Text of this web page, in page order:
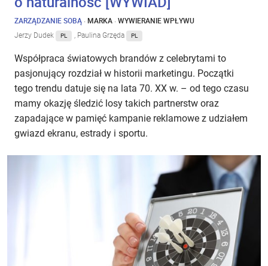
ZARZĄDZANIE SOBĄ ·MARKA ·WYWIERANIE WPŁYWU
Jerzy Dudek PL , Paulina Grzęda PL
Współpraca światowych brandów z celebrytami to
pasjonujący rozdział w historii marketingu. Początki
tego trendu datuje się na lata 70. XX w. – od tego czasu
mamy okazję śledzić losy takich partnerstw oraz
zapadające w pamięć kampanie reklamowe z udziałem
gwiazd ekranu, estrady i sportu.